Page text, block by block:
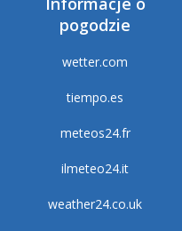
pogodzie
wetter.com
tiempo.es
meteos24.fr
ilmeteo24.it
weather24.co.uk